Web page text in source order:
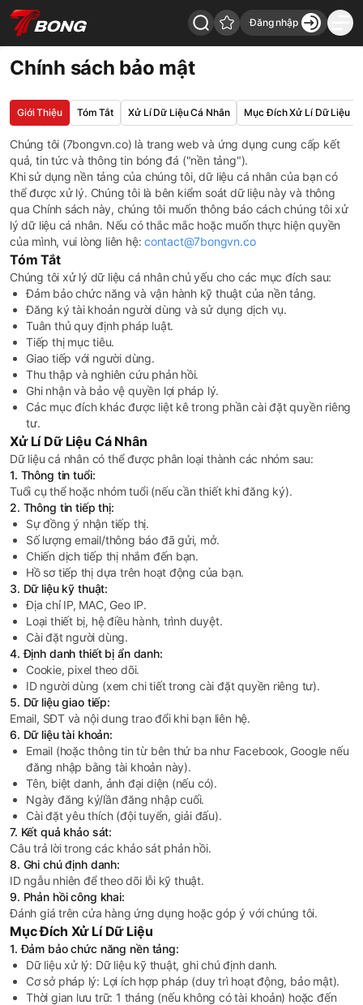
7Bong - Back to home
Đăng nhập
Chính sách bảo mật
Giới Thiệu Tóm Tắt Xử Lí Dữ Liệu Cá Nhân Mục Đích Xử Lí Dữ Liệu
Giới Thiệu
Chúng tôi (7bongvn.co) là trang web và ứng dụng cung cấp kết
quả, tin tức và thông tin bóng đá ("nền tảng").
Khi sử dụng nền tảng của chúng tôi, dữ liệu cá nhân của bạn có
thể được xử lý. Chúng tôi là bên kiểm soát dữ liệu này và thông
qua Chính sách này, chúng tôi muốn thông báo cách chúng tôi xử
lý dữ liệu cá nhân. Nếu có thắc mắc hoặc muốn thực hiện quyền
của mình, vui lòng liên hệ:contact@7bongvn.co
Tóm Tắt
Chúng tôi xử lý dữ liệu cá nhân chủ yếu cho các mục đích sau:
Đảm bảo chức năng và vận hành kỹ thuật của nền tảng.
Đăng ký tài khoản người dùng và sử dụng dịch vụ.
Tuân thủ quy định pháp luật.
Tiếp thị mục tiêu.
Giao tiếp với người dùng.
Thu thập và nghiên cứu phản hồi.
Ghi nhận và bảo vệ quyền lợi pháp lý.
Các mục đích khác được liệt kê trong phần cài đặt quyền riêng
tư.
Xử Lí Dữ Liệu Cá Nhân
Dữ liệu cá nhân có thể được phân loại thành các nhóm sau:
1. Thông tin tuổi:
Tuổi cụ thể hoặc nhóm tuổi (nếu cần thiết khi đăng ký).
2. Thông tin tiếp thị:
Sự đồng ý nhận tiếp thị.
Số lượng email/thông báo đã gửi, mở.
Chiến dịch tiếp thị nhắm đến bạn.
Hồ sơ tiếp thị dựa trên hoạt động của bạn.
3. Dữ liệu kỹ thuật:
Địa chỉ IP, MAC, Geo IP.
Loại thiết bị, hệ điều hành, trình duyệt.
Cài đặt người dùng.
4. Định danh thiết bị ẩn danh:
Cookie, pixel theo dõi.
ID người dùng (xem chi tiết trong cài đặt quyền riêng tư).
5. Dữ liệu giao tiếp:
Email, SĐT và nội dung trao đổi khi bạn liên hệ.
6. Dữ liệu tài khoản:
Email (hoặc thông tin từ bên thứ ba như Facebook, Google nếu
đăng nhập bằng tài khoản này).
Tên, biệt danh, ảnh đại diện (nếu có).
Ngày đăng ký/lần đăng nhập cuối.
Cài đặt yêu thích (đội tuyển, giải đấu).
7. Kết quả khảo sát:
Câu trả lời trong các khảo sát phản hồi.
8. Ghi chú định danh:
ID ngẫu nhiên để theo dõi lỗi kỹ thuật.
9. Phản hồi công khai:
Đánh giá trên cửa hàng ứng dụng hoặc góp ý với chúng tôi.
Mục Đích Xử Lí Dữ Liệu
1. Đảm bảo chức năng nền tảng:
Dữ liệu xử lý: Dữ liệu kỹ thuật, ghi chú định danh.
Cơ sở pháp lý: Lợi ích hợp pháp (duy trì hoạt động, bảo mật).
Thời gian lưu trữ: 1 tháng (nếu không có tài khoản) hoặc đến